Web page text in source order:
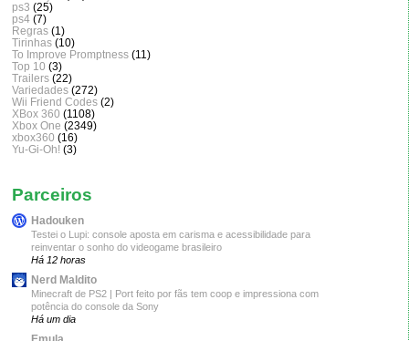
ps3 (25)
ps4 (7)
Regras (1)
Tirinhas (10)
To Improve Promptness (11)
Top 10 (3)
Trailers (22)
Variedades (272)
Wii Friend Codes (2)
XBox 360 (1108)
Xbox One (2349)
xbox360 (16)
Yu-Gi-Oh! (3)
Parceiros
Hadouken
Testei o Lupi: console aposta em carisma e acessibilidade para
reinventar o sonho do videogame brasileiro
Há 12 horas
Nerd Maldito
Minecraft de PS2 | Port feito por fãs tem coop e impressiona com
potência do console da Sony
Há um dia
Emula